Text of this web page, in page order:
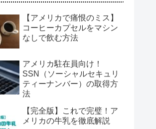
【アメリカで痛恨のミス】
コーヒーカプセルをマシン
なしで飲む方法
アメリカ駐在員向け！
SSN（ソーシャルセキュリ
ティーナンバー）の取得方
法
【完全版】これで完璧！ア
メリカの牛乳を徹底解説